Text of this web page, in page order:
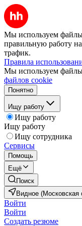
Мы используем файлы
правильную работу
трафик.
Правила
Мы используем
файлов cookie
Понятно
Ищу работу
Ищу работу
Ищу работу
Ищу сотрудника
Сервисы
Помощь
Ещё
Поиск
Видное (Московская
Войти
Войти
Создать резюме